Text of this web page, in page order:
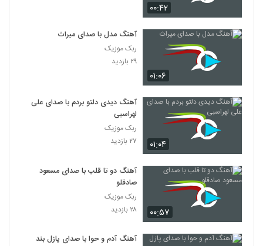
۰۰:۴۲
۰۱:۰۶
آهنگ مدل با صدای میراث
ربک موزیک
۲۹ بازدید
۰۱:۰۴
آهنگ دیدی دلتو بردم با صدای علی
لهراسبی
ربک موزیک
۲۷ بازدید
۰۰:۵۷
آهنگ دو تا قلب با صدای مسعود
صادقلو
ربک موزیک
۲۸ بازدید
آهنگ آدم و حوا با صدای پازل بند